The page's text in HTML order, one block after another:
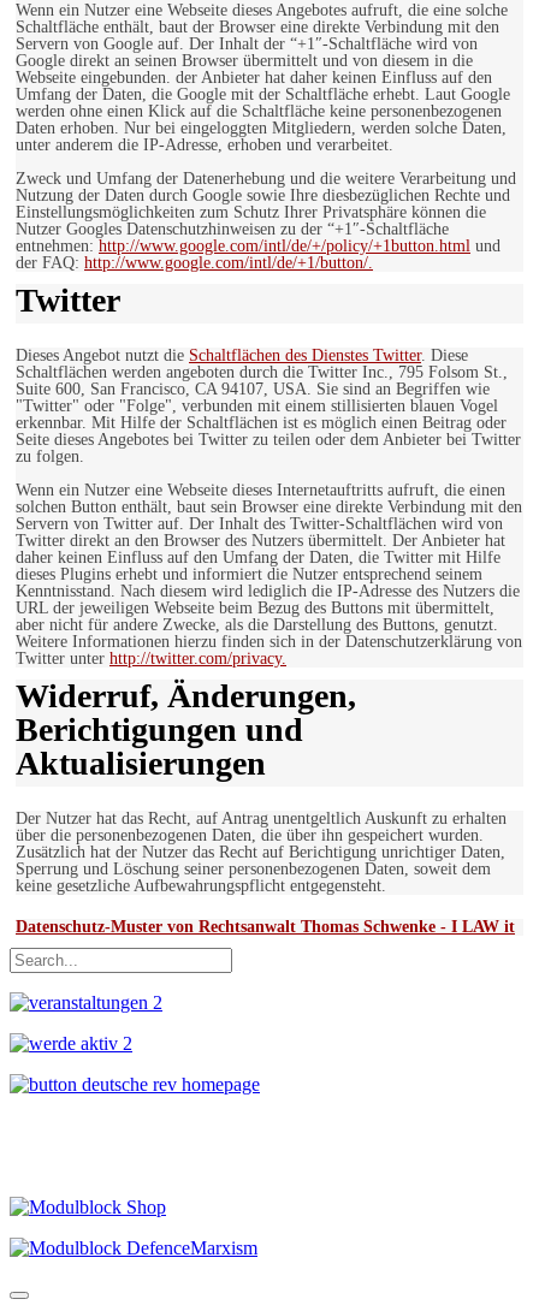
Wenn ein Nutzer eine Webseite dieses Angebotes aufruft, die eine solche
Schaltfläche enthält, baut der Browser eine direkte Verbindung mit den
Servern von Google auf. Der Inhalt der “+1″-Schaltfläche wird von
Google direkt an seinen Browser übermittelt und von diesem in die
Webseite eingebunden. der Anbieter hat daher keinen Einfluss auf den
Umfang der Daten, die Google mit der Schaltfläche erhebt. Laut Google
werden ohne einen Klick auf die Schaltfläche keine personenbezogenen
Daten erhoben. Nur bei eingeloggten Mitgliedern, werden solche Daten,
unter anderem die IP-Adresse, erhoben und verarbeitet.
Zweck und Umfang der Datenerhebung und die weitere Verarbeitung und
Nutzung der Daten durch Google sowie Ihre diesbezüglichen Rechte und
Einstellungsmöglichkeiten zum Schutz Ihrer Privatsphäre können die
Nutzer Googles Datenschutzhinweisen zu der “+1″-Schaltfläche
entnehmen: http://www.google.com/intl/de/+/policy/+1button.html und
der FAQ: http://www.google.com/intl/de/+1/button/.
Twitter
Dieses Angebot nutzt die Schaltflächen des Dienstes Twitter. Diese
Schaltflächen werden angeboten durch die Twitter Inc., 795 Folsom St.,
Suite 600, San Francisco, CA 94107, USA. Sie sind an Begriffen wie
"Twitter" oder "Folge", verbunden mit einem stillisierten blauen Vogel
erkennbar. Mit Hilfe der Schaltflächen ist es möglich einen Beitrag oder
Seite dieses Angebotes bei Twitter zu teilen oder dem Anbieter bei Twitter
zu folgen.
Wenn ein Nutzer eine Webseite dieses Internetauftritts aufruft, die einen
solchen Button enthält, baut sein Browser eine direkte Verbindung mit den
Servern von Twitter auf. Der Inhalt des Twitter-Schaltflächen wird von
Twitter direkt an den Browser des Nutzers übermittelt. Der Anbieter hat
daher keinen Einfluss auf den Umfang der Daten, die Twitter mit Hilfe
dieses Plugins erhebt und informiert die Nutzer entsprechend seinem
Kenntnisstand. Nach diesem wird lediglich die IP-Adresse des Nutzers die
URL der jeweiligen Webseite beim Bezug des Buttons mit übermittelt,
aber nicht für andere Zwecke, als die Darstellung des Buttons, genutzt.
Weitere Informationen hierzu finden sich in der Datenschutzerklärung von
Twitter unter http://twitter.com/privacy.
Widerruf, Änderungen,
Berichtigungen und
Aktualisierungen
Der Nutzer hat das Recht, auf Antrag unentgeltlich Auskunft zu erhalten
über die personenbezogenen Daten, die über ihn gespeichert wurden.
Zusätzlich hat der Nutzer das Recht auf Berichtigung unrichtiger Daten,
Sperrung und Löschung seiner personenbezogenen Daten, soweit dem
keine gesetzliche Aufbewahrungspflicht entgegensteht.
Datenschutz-Muster von Rechtsanwalt Thomas Schwenke - I LAW it